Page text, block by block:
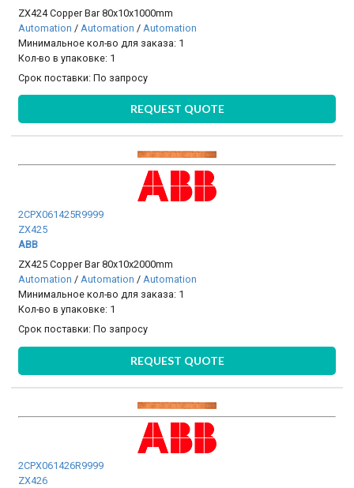
ZX424 Copper Bar 80x10x1000mm
Automation / Automation / Automation
Минимальное кол-во для заказа: 1
Кол-во в упаковке: 1
Срок поставки:По запросу
REQUEST QUOTE
2CPX061425R9999
ZX425
ABB
ZX425 Copper Bar 80x10x2000mm
Automation /Automation /Automation
Минимальное кол-во для заказа: 1
Кол-во в упаковке: 1
Срок поставки:По запросу
REQUEST QUOTE
2CPX061426R9999
ZX426